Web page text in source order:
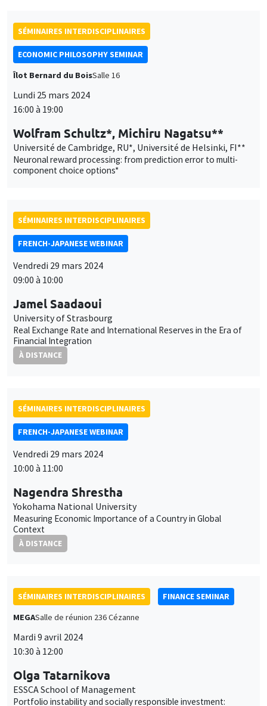
University of Strasbourg
Real Exchange Rate and International Reserves in the Era of
Financial Integration
À DISTANCE
FRENCH-JAPANESE WEBINAR
Vendredi 29 mars 2024
10:00 à 11:00
Yokohama National University
Measuring Economic Importance of a Country in Global
Context
À DISTANCE
SÉMINAIRES INTERDISCIPLINAIRES
MEGASalle de réunion 236 Cézanne
Mardi 9 avril 2024
10:30 à 12:00
ESSCA School of Management
Portfolio instability and socially responsible investment:
Experiments with financial professionals and students
SÉMINAIRES INTERDISCIPLINAIRES
FRENCH-JAPANESE WEBINAR
Vendredi 12 avril 2024
10:00 à 11:00
Laurent Ferrara
economies
À DISTANCE
FRENCH-JAPANESE WEBINAR